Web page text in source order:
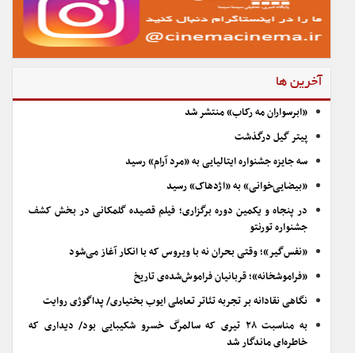
آخرین ها
«ابرسواران مه رکاب» منتشر شد
پیتر گیل درگذشت
سه جایزه جشنواره ایتالیایی به «مرد آرام» رسید
«بیضایی‌خوانی» به «اژدهاک» رسید
در پنجاه و یکمین دوره برگزاری؛ فیلم قصیده گلمکانی در بخش کشف
جشنواره تورنتو
«نفس‌گیر»؛ وقتی بحران نه با ویروس که با انکار آغاز می‌شود
«فراموشخانه»؛ قربانیان فراموش‌شده‌ی تاریخ
نگاهی نقادانه بر تجربه تئاتر تعاملی ایوب بختیاری/ پداگوژی روایت
به مناسبت ۲۸ تیری که سالمرگ خسرو شکیبایی بود/ دیداری که
خاطره‌ای ماندگار شد